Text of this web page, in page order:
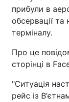
прибули в
обсервації
терміналу.
Про це
сторінці в
"Ситуація
рейс із